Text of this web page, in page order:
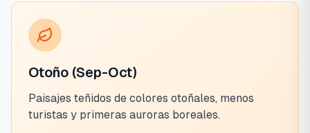
Otoño (Sep-Oct)
Paisajes teñidos de colores otoñales, menos
turistas y primeras auroras boreales.